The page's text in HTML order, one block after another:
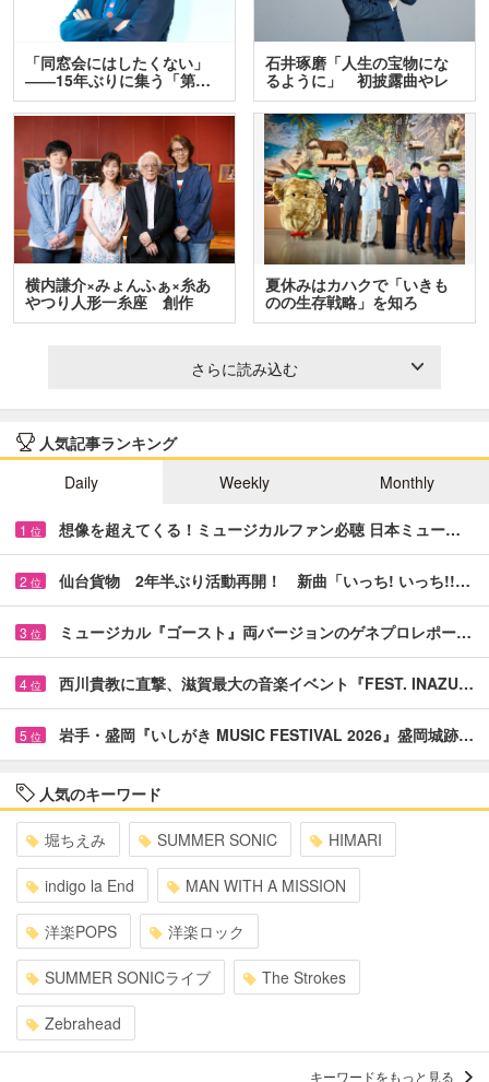
「同窓会にはしたくない」
――15年ぶりに集う「第…
石井琢磨「人生の宝物にな
るように」 初披露曲やレ
ア…
横内謙介×みょんふぁ×糸あ
やつり人形一糸座 創作
人…
夏休みはカハクで「いきも
のの生存戦略」を知ろ
う！ …
さらに読み込む
人気記事ランキング
Daily
Weekly Monthly
1 位 想像を超えてくる！ミュージカルファン必聴 日本ミュー…
2 位 仙台貨物 2年半ぶり活動再開！ 新曲「いっち! いっち!!…
3 位 ミュージカル『ゴースト』両バージョンのゲネプロレポー…
4 位 西川貴教に直撃、滋賀最大の音楽イベント『FEST. INAZU…
5 位 岩手・盛岡『いしがき MUSIC FESTIVAL 2026』盛岡城跡…
人気のキーワード
堀ちえみ SUMMER SONIC HIMARI
indigo la End MAN WITH A MISSION
洋楽POPS 洋楽ロック
SUMMER SONICライブ The Strokes
Zebrahead
キーワードをもっと見る